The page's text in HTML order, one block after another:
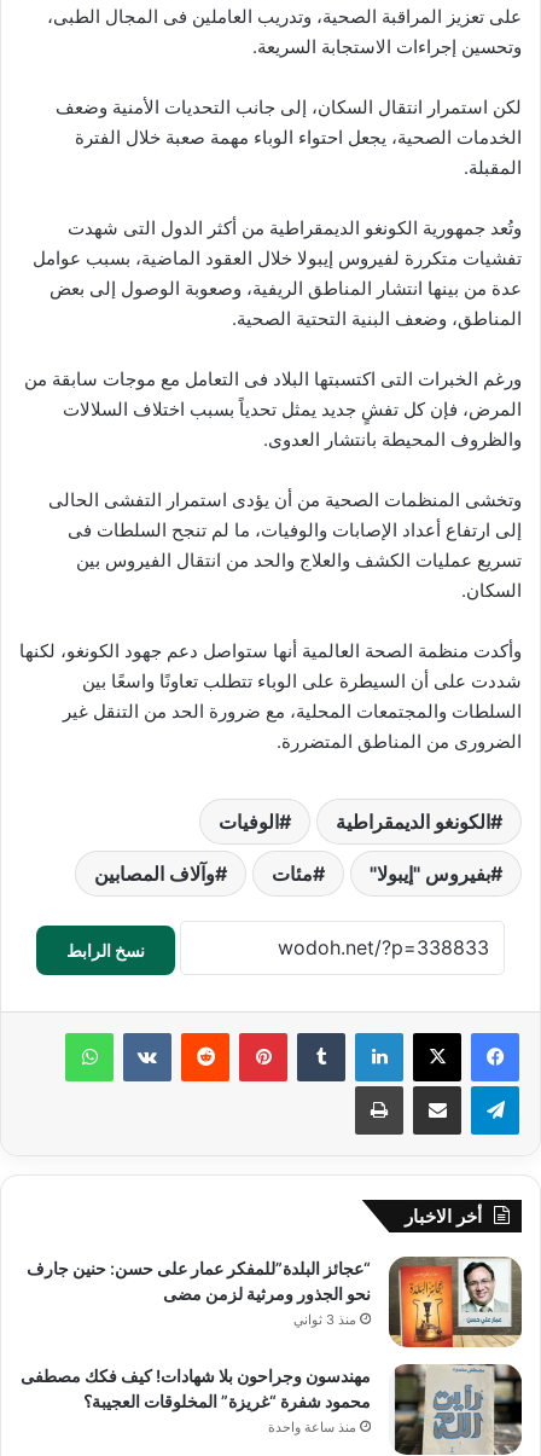
على تعزيز المراقبة الصحية، وتدريب العاملين فى المجال الطبى،
وتحسين إجراءات الاستجابة السريعة.
لكن استمرار انتقال السكان، إلى جانب التحديات الأمنية وضعف
الخدمات الصحية، يجعل احتواء الوباء مهمة صعبة خلال الفترة
المقبلة.
وتُعد جمهورية الكونغو الديمقراطية من أكثر الدول التى شهدت
تفشيات متكررة لفيروس إيبولا خلال العقود الماضية، بسبب عوامل
عدة من بينها انتشار المناطق الريفية، وصعوبة الوصول إلى بعض
المناطق، وضعف البنية التحتية الصحية.
ورغم الخبرات التى اكتسبتها البلاد فى التعامل مع موجات سابقة من
المرض، فإن كل تفشٍ جديد يمثل تحدياً بسبب اختلاف السلالات
والظروف المحيطة بانتشار العدوى.
وتخشى المنظمات الصحية من أن يؤدى استمرار التفشى الحالى
إلى ارتفاع أعداد الإصابات والوفيات، ما لم تنجح السلطات فى
تسريع عمليات الكشف والعلاج والحد من انتقال الفيروس بين
السكان.
وأكدت منظمة الصحة العالمية أنها ستواصل دعم جهود الكونغو، لكنها
شددت على أن السيطرة على الوباء تتطلب تعاونًا واسعًا بين
السلطات والمجتمعات المحلية، مع ضرورة الحد من التنقل غير
الضرورى من المناطق المتضررة.
الكونغو الديمقراطية الوفيات
بفيروس "إيبولا" مئات وآلاف المصابين
نسخ الرابط
لينكدإن بينتيريست
أخر الاخبار
“عجائز البلدة”للمفكر عمار على حسن: حنين جارف
نحو الجذور ومرثية لزمن مضى
منذ 3 ثواني
مهندسون وجراحون بلا شهادات! كيف فكك مصطفى
محمود شفرة “غريزة” المخلوقات العجيبة؟
منذ ساعة واحدة